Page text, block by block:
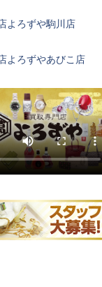
よろずや駒川店
よろずやあびこ店